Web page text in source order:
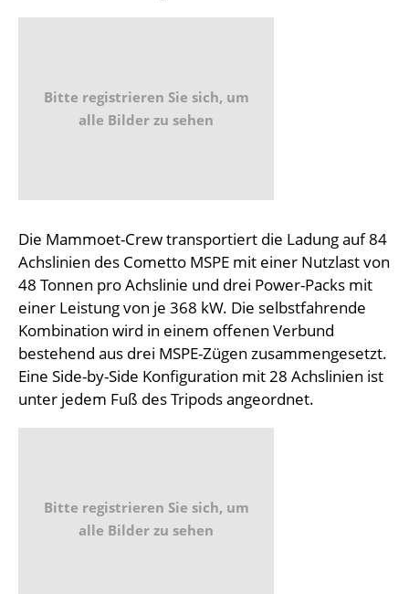
Bitte registrieren Sie sich, um
alle Bilder zu sehen
Die Mammoet-Crew transportiert die Ladung auf 84
Achslinien des Cometto MSPE mit einer Nutzlast von
48 Tonnen pro Achslinie und drei Power-Packs mit
einer Leistung von je 368 kW. Die selbstfahrende
Kombination wird in einem offenen Verbund
bestehend aus drei MSPE-Zügen zusammengesetzt.
Eine Side-by-Side Konfiguration mit 28 Achslinien ist
unter jedem Fuß des Tripods angeordnet.
Bitte registrieren Sie sich, um
alle Bilder zu sehen